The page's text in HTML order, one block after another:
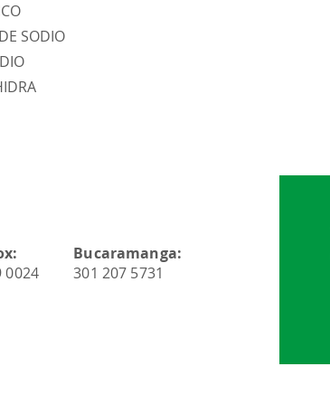
SODIO
0024
Bucaramanga:
301 207 5731